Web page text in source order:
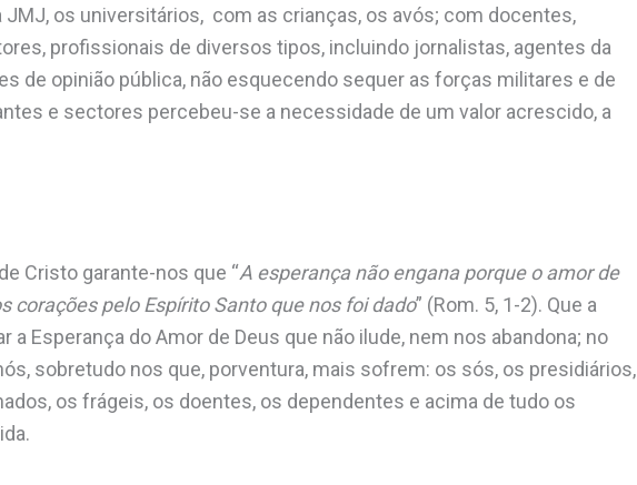
os universitários, com as crianças, os avós; com docentes,
profissionais de diversos tipos, incluindo jornalistas, agentes da
de opinião pública, não esquecendo sequer as forças militares e de
e sectores percebeu-se a necessidade de um valor acrescido, a
Cristo garante-nos que “A esperança não engana porque o amor de
corações pelo Espírito Santo que nos foi dado” (Rom. 5, 1-2). Que a
Esperança do Amor de Deus que não ilude, nem nos abandona; no
sobretudo nos que, porventura, mais sofrem: os sós, os presidiários,
os frágeis, os doentes, os dependentes e acima de tudo os